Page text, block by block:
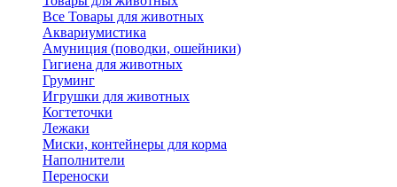
Все Товары для животных
Аквариумистика
Амуниция (поводки, ошейники)
Гигиена для животных
Груминг
Игрушки для животных
Когтеточки
Лежаки
Миски, контейнеры для корма
Наполнители
Переноски